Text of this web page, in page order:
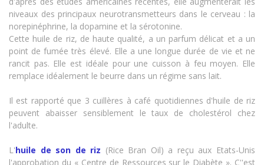
niveaux des principaux neurotransmetteurs dans le cerveau : la
norepinéphrine, la dopamine et la sérotonine.
Cette huile de riz, de haute qualité, a un parfum délicat et a un
point de fumée très élevé. Elle a une longue durée de vie et ne
rancit pas. Elle est idéale pour une cuisson à feu moyen. Elle
remplace idéalement le beurre dans un régime sans lait.
Il est rapporté que 3 cuillères à café quotidiennes d'huile de riz
peuvent abaisser sensiblement le taux de cholestérol chez
l'adulte.
L'huile de son de riz (Rice Bran Oil) a reçu aux Etats-Unis
l'approbation du « Centre de Ressources sur le Diabète ». C''est